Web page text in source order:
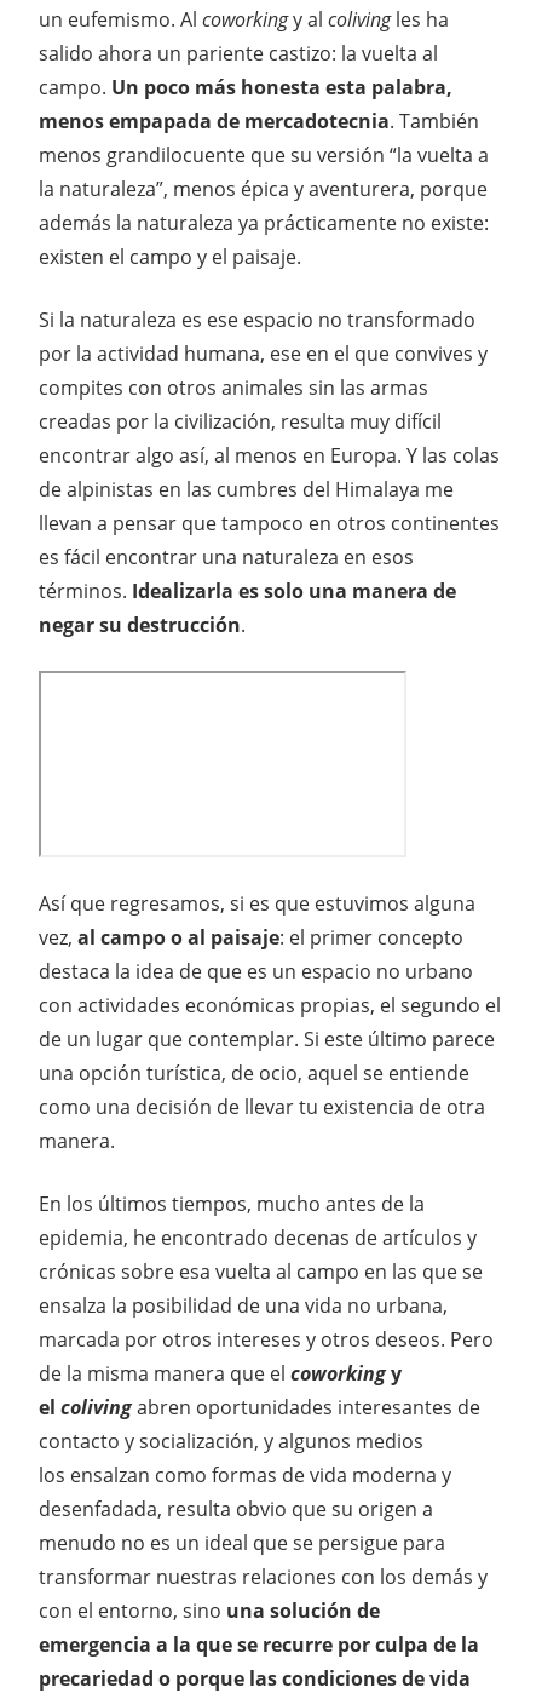
un eufemismo. Al coworkingy al colivingles ha
salido ahora un pariente castizo: la vuelta al
campo. Un poco más honesta esta palabra,
menos empapada de mercadotecnia. También
menos grandilocuente que su versión “la vuelta a
la naturaleza”, menos épica y aventurera, porque
además la naturaleza ya prácticamente no existe:
existen el campo y el paisaje.
Si la naturaleza es ese espacio no transformado
por la actividad humana, ese en el que convives y
compites con otros animales sin las armas
creadas por la civilización, resulta muy difícil
encontrar algo así, al menos en Europa. Y las colas
de alpinistas en las cumbres del Himalaya me
llevan a pensar que tampoco en otros continentes
es fácil encontrar una naturaleza en esos
términos. Idealizarla es solo una manera de
negar su destrucción.
Así que regresamos, si es que estuvimos alguna
vez, al campo o al paisaje: el primer concepto
destaca la idea de que es un espacio no urbano
con actividades económicas propias, el segundo el
de un lugar que contemplar. Si este último parece
una opción turística, de ocio, aquel se entiende
como una decisión de llevar tu existencia de otra
manera.
En los últimos tiempos, mucho antes de la
epidemia, he encontrado decenas de artículos y
crónicas sobre esa vuelta al campo en las que se
ensalza la posibilidad de una vida no urbana,
marcada por otros intereses y otros deseos. Pero
de la misma manera que el coworkingy
el colivingabren oportunidades interesantes de
contacto y socialización, y algunos medios
los ensalzan como formas de vida moderna y
desenfadada, resulta obvio que su origen a
menudo no es un ideal que se persigue para
transformar nuestras relaciones con los demás y
con el entorno, sino una solución de
emergencia a la que se recurre por culpa de la
precariedad o porque las condiciones de vida